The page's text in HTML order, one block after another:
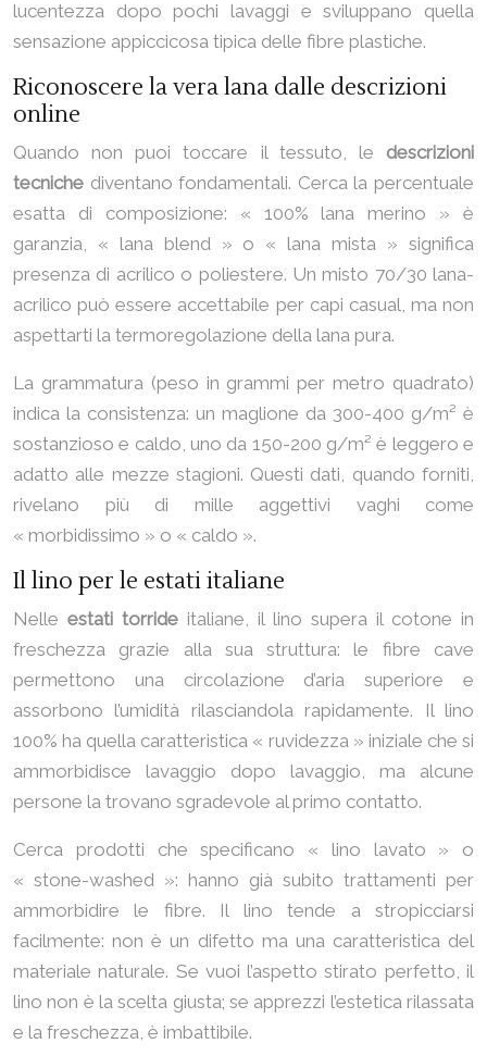
lucentezza dopo pochi lavaggi e sviluppano quella
sensazione appiccicosa tipica delle fibre plastiche.
Riconoscere la vera lana dalle descrizioni
online
Quando non puoi toccare il tessuto, le descrizioni
tecniche diventano fondamentali. Cerca la percentuale
esatta di composizione: « 100% lana merino » è
garanzia, « lana blend » o « lana mista » significa
presenza di acrilico o poliestere. Un misto 70/30 lana-
acrilico può essere accettabile per capi casual, ma non
aspettarti la termoregolazione della lana pura.
La grammatura (peso in grammi per metro quadrato)
indica la consistenza: un maglione da 300-400 g/m² è
sostanzioso e caldo, uno da 150-200 g/m² è leggero e
adatto alle mezze stagioni. Questi dati, quando forniti,
rivelano più di mille aggettivi vaghi come
« morbidissimo » o « caldo ».
Il lino per le estati italiane
Nelle estati torride italiane, il lino supera il cotone in
freschezza grazie alla sua struttura: le fibre cave
permettono una circolazione d’aria superiore e
assorbono l’umidità rilasciandola rapidamente. Il lino
100% ha quella caratteristica « ruvidezza » iniziale che si
ammorbidisce lavaggio dopo lavaggio, ma alcune
persone la trovano sgradevole al primo contatto.
Cerca prodotti che specificano « lino lavato » o
« stone-washed »: hanno già subito trattamenti per
ammorbidire le fibre. Il lino tende a stropicciarsi
facilmente: non è un difetto ma una caratteristica del
materiale naturale. Se vuoi l’aspetto stirato perfetto, il
lino non è la scelta giusta; se apprezzi l’estetica rilassata
e la freschezza, è imbattibile.